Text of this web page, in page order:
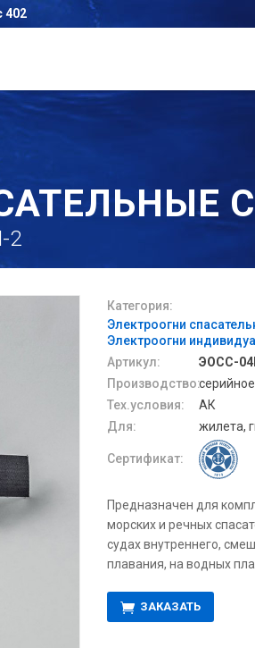
402
2
Категория:
Электроогни
Электроогни
Артикул:
ЭОСС-
Производство:серийное
Тех.условия:
АК
Для:
жилета,
Сертификат:
Предназначен для
морских и речных
судах внутреннего,
плавания, на водных
ЗАКАЗАТЬ